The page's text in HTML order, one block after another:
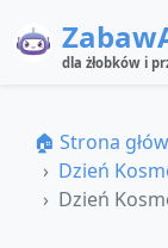
dla żłobków i
🏠 Strona
Dzień
Dzień